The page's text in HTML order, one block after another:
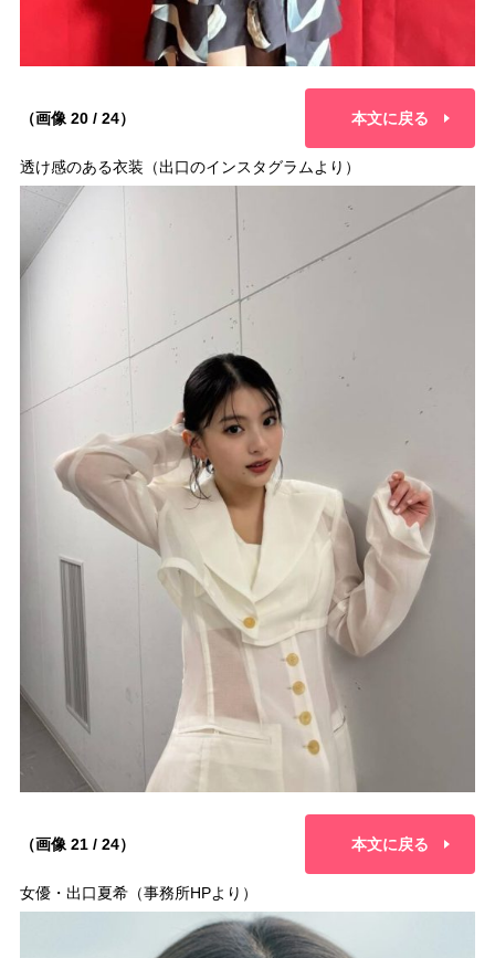
（画像 20 / 24） 本文に戻る
透け感のある衣装（出口のインスタグラムより）
（画像 21 / 24） 本文に戻る
女優・出口夏希（事務所HPより）